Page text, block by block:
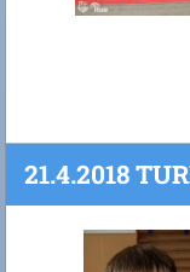
21.4.2018